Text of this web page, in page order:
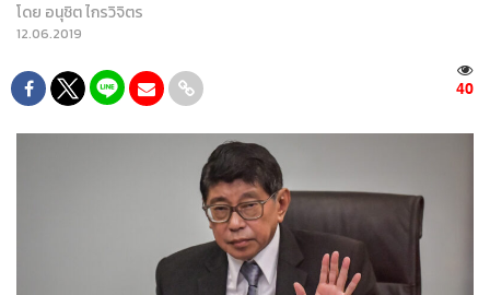
โดย อนุชิต ไกรวิจิตร
12.06.2019
40